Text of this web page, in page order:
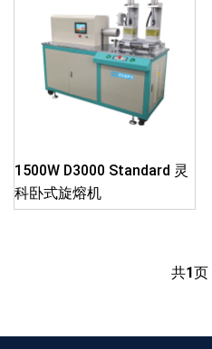
1500W D3000 Standard 灵
科卧式旋熔机
共1页